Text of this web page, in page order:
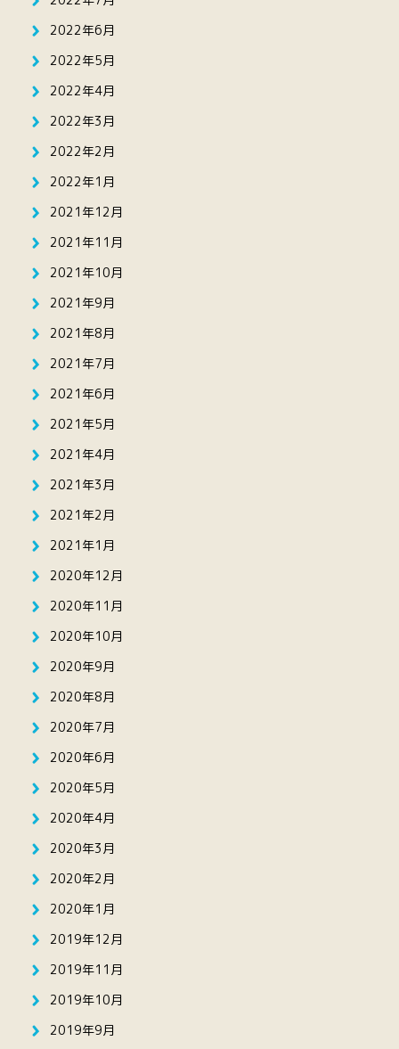
2022年6月
2022年5月
2022年4月
2022年3月
2022年2月
2022年1月
2021年12月
2021年11月
2021年10月
2021年9月
2021年8月
2021年7月
2021年6月
2021年5月
2021年4月
2021年3月
2021年2月
2021年1月
2020年12月
2020年11月
2020年10月
2020年9月
2020年8月
2020年7月
2020年6月
2020年5月
2020年4月
2020年3月
2020年2月
2020年1月
2019年12月
2019年11月
2019年10月
2019年9月